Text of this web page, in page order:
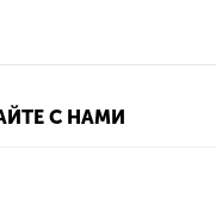
С НАМИ